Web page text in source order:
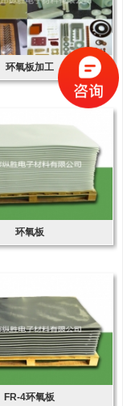
环氧板加工
环氧板
FR-4环氧板